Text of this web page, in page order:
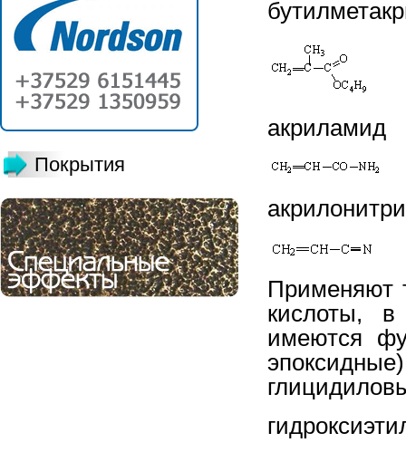
Покрытия
акриламид
Применяют
кислоты, в
имеются